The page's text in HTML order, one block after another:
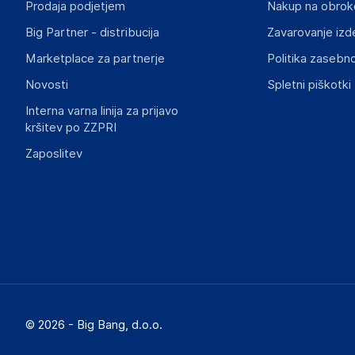
Prodaja podjetjem
Big Partner - distribucija
Marketplace za partnerje
Novosti
Interna varna linija za prijavo
kršitev po ZZPRI
Zaposlitev
Nakup na
Zavarovanje
Politika
Spletni piškotki
© 2026 - Big Bang, d.o.o.